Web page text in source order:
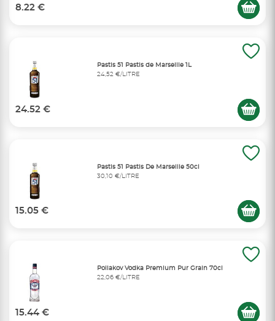
8.22 €
Pastis 51 Pastis de Marseille 1L
24,52 €/LITRE
24.52 €
Pastis 51 Pastis De Marseille 50cl
30,10 €/LITRE
15.05 €
Poliakov Vodka Premium Pur Grain 70cl
22,06 €/LITRE
15.44 €